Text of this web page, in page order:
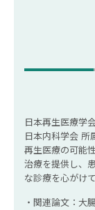
肝
血
アルコー
アル
問肝
ア
日本再生医療学
日本内科学会 所
再生医療の可能
治療を提供し、
な診療を心がけ
関連論文：大